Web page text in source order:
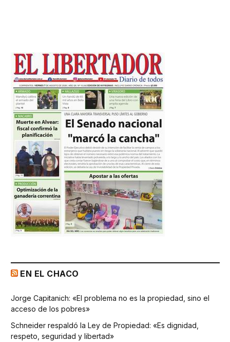
EN EL CHACO
Jorge Capitanich: «El problema no es la propiedad, sino el
acceso de los pobres»
Schneider respaldó la Ley de Propiedad: «Es dignidad,
respeto, seguridad y libertad»